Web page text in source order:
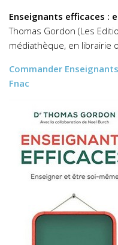
Enseignants efficaces :
Thomas Gordon (Les
médiathèque, en librairie
Commander
Fnac